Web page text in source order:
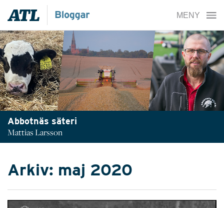
Abbotnäs säteri
Mattias Larsson
Arkiv: maj 2020